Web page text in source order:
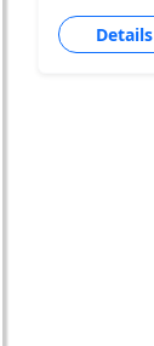
Details